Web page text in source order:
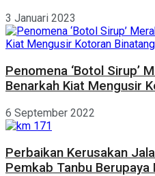
3 Januari 2023
Penomena ‘Botol Sirup’
Benarkah Kiat Mengusir
6 September 2022
Perbaikan Kerusakan
Pemkab Tanbu Berupaya